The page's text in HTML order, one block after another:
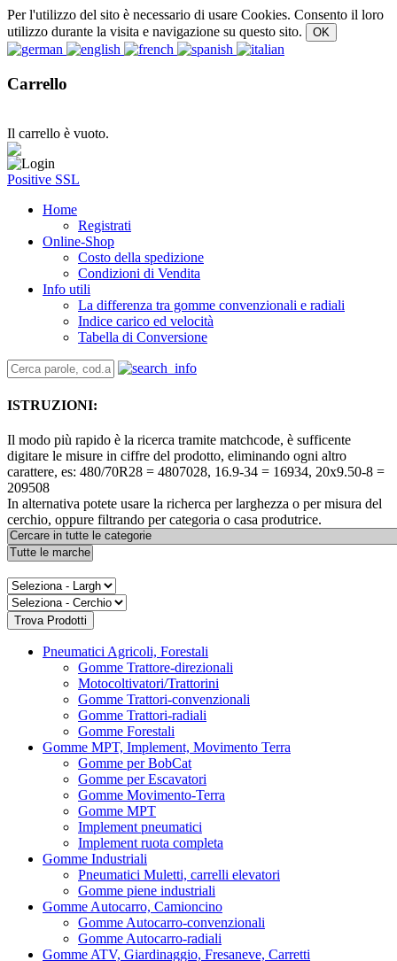
Per l'utilizzo del sito è necessario di usare Cookies. Consento il loro
utilizzo durante la visita e navigazione su questo sito.
Carrello
Il carrello è vuoto.
Positive SSL
Home
Registrati
Online-Shop
Costo della spedizione
Condizioni di Vendita
Info utili
La differenza tra gomme convenzionali e radiali
Indice carico ed velocità
Tabella di Conversione
ISTRUZIONI:
Il modo più rapido è la ricerca tramite matchcode, è sufficente
digitare le misure in ciffre del prodotto, eliminando ogni altro
carattere, es: 480/70R28 = 4807028, 16.9-34 = 16934, 20x9.50-8 =
209508
In alternativa potete usare la richerca per larghezza o per misura del
cerchio, oppure filtrando per categoria o casa produtrice.
Pneumatici Agricoli, Forestali
Gomme Trattore-direzionali
Motocoltivatori/Trattorini
Gomme Trattori-convenzionali
Gomme Trattori-radiali
Gomme Forestali
Gomme MPT, Implement, Movimento Terra
Gomme per BobCat
Gomme per Escavatori
Gomme Movimento-Terra
Gomme MPT
Implement pneumatici
Implement ruota completa
Gomme Industriali
Pneumatici Muletti, carrelli elevatori
Gomme piene industriali
Gomme Autocarro, Camioncino
Gomme Autocarro-convenzionali
Gomme Autocarro-radiali
Gomme ATV, Giardinaggio, Fresaneve, Carretti